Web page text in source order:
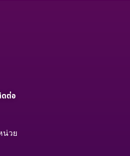
ต่อ
น่วย